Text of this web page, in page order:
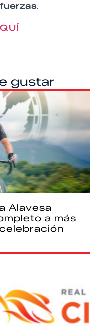
.
gustar
Alavesa
a más